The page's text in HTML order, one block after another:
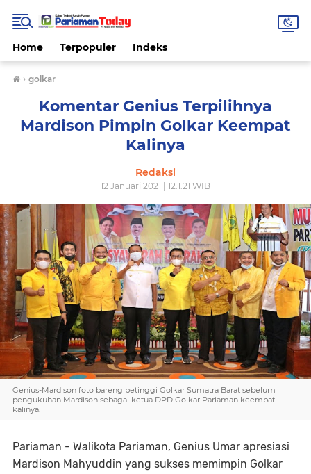
Home Terpopuler Indeks
› golkar
Komentar Genius Terpilihnya
Mardison Pimpin Golkar Keempat
Kalinya
Redaksi
12 Januari 2021 | 12.1.21 WIB
Genius-Mardison foto bareng petinggi Golkar Sumatra Barat sebelum
pengukuhan Mardison sebagai ketua DPD Golkar Pariaman keempat
kalinya.
Pariaman - Walikota Pariaman, Genius Umar apresiasi
Mardison Mahyuddin yang sukses memimpin Golkar